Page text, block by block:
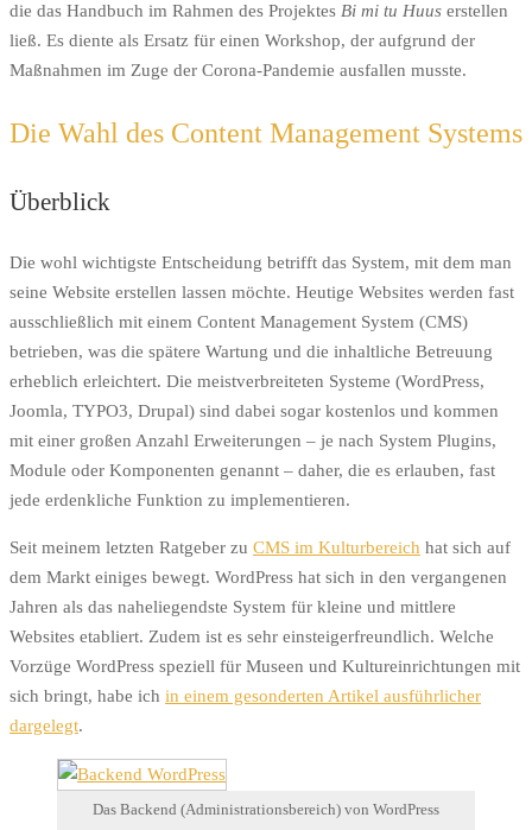
die das Handbuch im Rahmen des Projektes Bi mi tu Huus erstellen
ließ. Es diente als Ersatz für einen Workshop, der aufgrund der
Maßnahmen im Zuge der Corona-Pandemie ausfallen musste.
Die Wahl des Content Management Systems
Überblick
Die wohl wichtigste Entscheidung betrifft das System, mit dem man
seine Website erstellen lassen möchte. Heutige Websites werden fast
ausschließlich mit einem Content Management System (CMS)
betrieben, was die spätere Wartung und die inhaltliche Betreuung
erheblich erleichtert. Die meistverbreiteten Systeme (WordPress,
Joomla, TYPO3, Drupal) sind dabei sogar kostenlos und kommen
mit einer großen Anzahl Erweiterungen – je nach System Plugins,
Module oder Komponenten genannt – daher, die es erlauben, fast
jede erdenkliche Funktion zu implementieren.
Seit meinem letzten Ratgeber zu CMS im Kulturbereich hat sich auf
dem Markt einiges bewegt. WordPress hat sich in den vergangenen
Jahren als das naheliegendste System für kleine und mittlere
Websites etabliert. Zudem ist es sehr einsteigerfreundlich. Welche
Vorzüge WordPress speziell für Museen und Kultureinrichtungen mit
sich bringt, habe ich in einem gesonderten Artikel ausführlicher
dargelegt.
Das Backend (Administrationsbereich) von WordPress